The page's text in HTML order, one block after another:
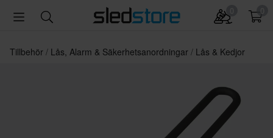
Tillbehör Lås, Alarm & Säkerhetsanordningar Lås & Kedjor